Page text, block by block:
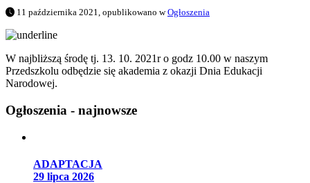
11 października 2021, opublikowano wOgłoszenia
W najbliższą środę tj. 13. 10. 2021r o godz 10.00 w naszym
Przedszkolu odbędzie się akademia z okazji Dnia Edukacji
Narodowej.
Ogłoszenia - najnowsze
ADAPTACJA
29 lipca 2026